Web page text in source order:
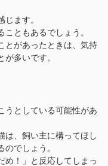
ます。
ともあるでしょう。
とがあったときは、気持
多いです。
うとしている可能性があ
は、飼い主に構ってほし
でしょう。
め！」と反応してしまっ